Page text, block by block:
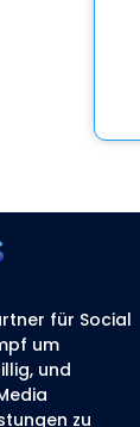
für Social
um
und
zu